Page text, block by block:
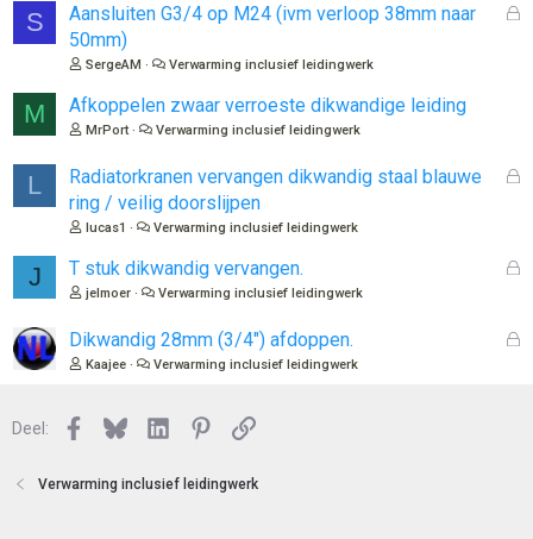
S
G
Aansluiten G3/4 op M24 (ivm verloop 38mm naar
50mm)
SergeAM Verwarming inclusief leidingwerk
M Afkoppelen zwaar verroeste dikwandige leiding
MrPort Verwarming inclusief leidingwerk
L
G
o
Radiatorkranen vervangen dikwandig staal blauwe
ring / veilig doorslijpen
lucas1 Verwarming inclusief leidingwerk
J
G
T stuk dikwandig vervangen.
jelmoer Verwarming inclusief leidingwerk
G
Dikwandig 28mm (3/4") afdoppen.
Kaajee Verwarming inclusief leidingwerk
Deel: Facebook
BlueskyLinkedInPinterest
Link
Verwarming inclusief leidingwerk